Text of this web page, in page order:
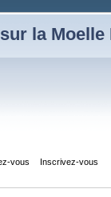
la Moelle
vous Inscrivez-vous